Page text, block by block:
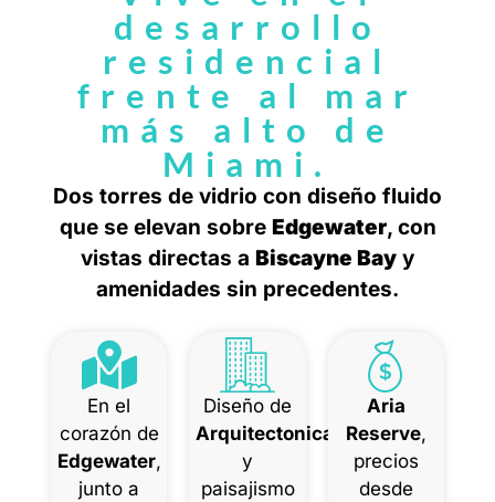
desarrollo
residencial
frente al mar
más alto de
Miami.
Dos torres de vidrio con diseño fluido
que se elevan sobre Edgewater, con
vistas directas a Biscayne Bay y
amenidades sin precedentes.
En el
corazón de
Edgewater,
junto a
Diseño de
Arquitectonica
y
paisajismo
Aria
Reserve,
precios
desde